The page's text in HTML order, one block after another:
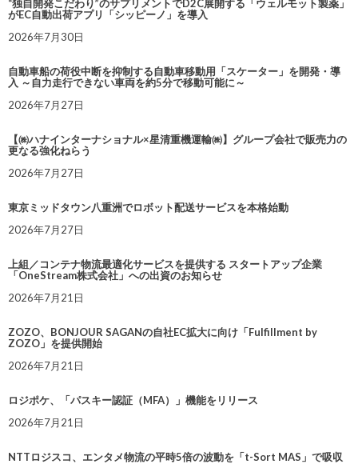
“独自開発こだわり”のサプリメントでD2C展開する「ウェルモット製薬」
がEC自動出荷アプリ「シッピーノ」を導入
2026年7月30日
自動車船の荷役中断を抑制する自動車移動用「スケーター」を開発・導
入 ～自力走行できない車両を約5分で移動可能に～
2026年7月27日
【㈱ハナインターナショナル×星清重機運輸㈱】グループ会社で販売力の
更なる強化ねらう
2026年7月27日
東京ミッドタウン八重洲でロボット配送サービスを本格始動
2026年7月27日
上組／コンテナ物流最適化サービスを提供する スタートアップ企業
「OneStream株式会社」への出資のお知らせ
2026年7月21日
ZOZO、BONJOUR SAGANの自社EC拡大に向け「Fulfillment by
ZOZO」を提供開始
2026年7月21日
ロジポケ、「パスキー認証（MFA）」機能をリリース
2026年7月21日
NTTロジスコ、エンタメ物流の平時5倍の波動を「t-Sort MAS」で吸収